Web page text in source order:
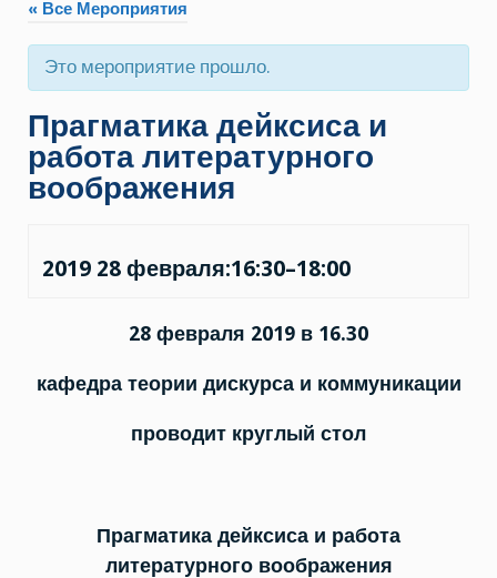
« Все Мероприятия
Это мероприятие прошло.
Прагматика дейксиса и
работа литературного
воображения
2019 28 февраля:16:30–18:00
28 февраля 2019 в 16.30
кафедра теории дискурса и коммуникации
проводит круглый стол
Прагматика дейксиса и работа
литературного воображения